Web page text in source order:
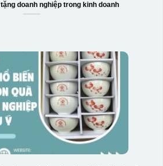
doanh nghiệp trong kinh doanh